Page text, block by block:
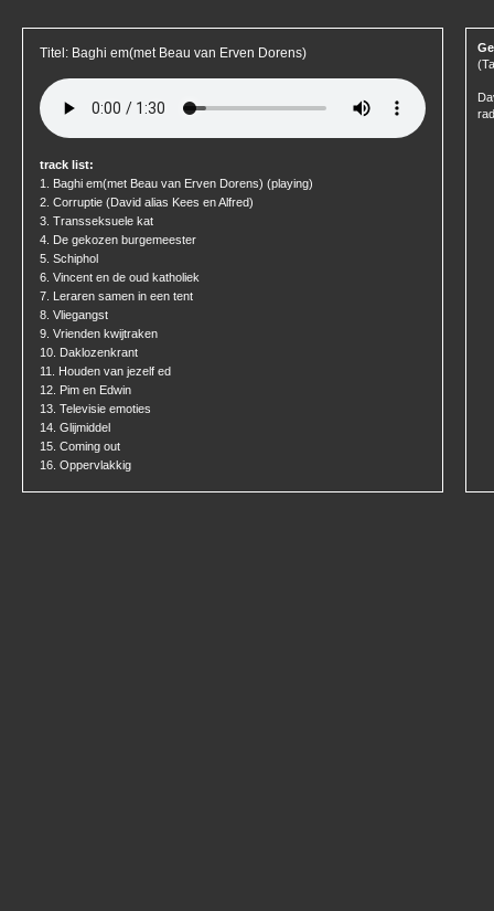
Titel: Baghi em(met Beau van Erven Dorens)
track list:
1. Baghi em(met Beau van Erven Dorens) (playing)
2. Corruptie (David alias Kees en Alfred)
3. Transseksuele kat
4. De gekozen burgemeester
5. Schiphol
6. Vincent en de oud katholiek
7. Leraren samen in een tent
8. Vliegangst
9. Vrienden kwijtraken
10. Daklozenkrant
11. Houden van jezelf ed
12. Pim en Edwin
13. Televisie emoties
14. Glijmiddel
15. Coming out
16. Oppervlakkig